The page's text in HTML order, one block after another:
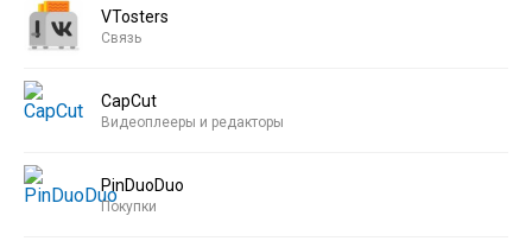
VTosters
Связь
CapCut
Видеоплееры и редакторы
PinDuoDuo
Покупки